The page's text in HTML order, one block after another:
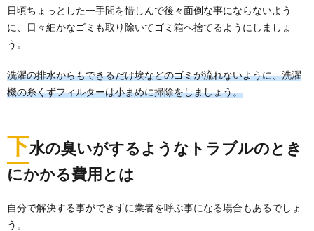
日頃ちょっとした一手間を惜しんで後々面倒な事にならないよう
に、日々細かなゴミも取り除いてゴミ箱へ捨てるようにしましょ
う。
洗濯の排水からもできるだけ埃などのゴミが流れないように、洗濯
機の糸くずフィルターは小まめに掃除をしましょう。
下水の臭いがするようなトラブルのとき
にかかる費用とは
自分で解決する事ができずに業者を呼ぶ事になる場合もあるでしょ
う。